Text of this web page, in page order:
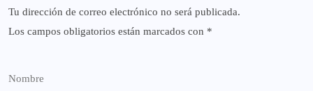
Tu dirección de correo electrónico no será publicada.
Los campos obligatorios están marcados con *